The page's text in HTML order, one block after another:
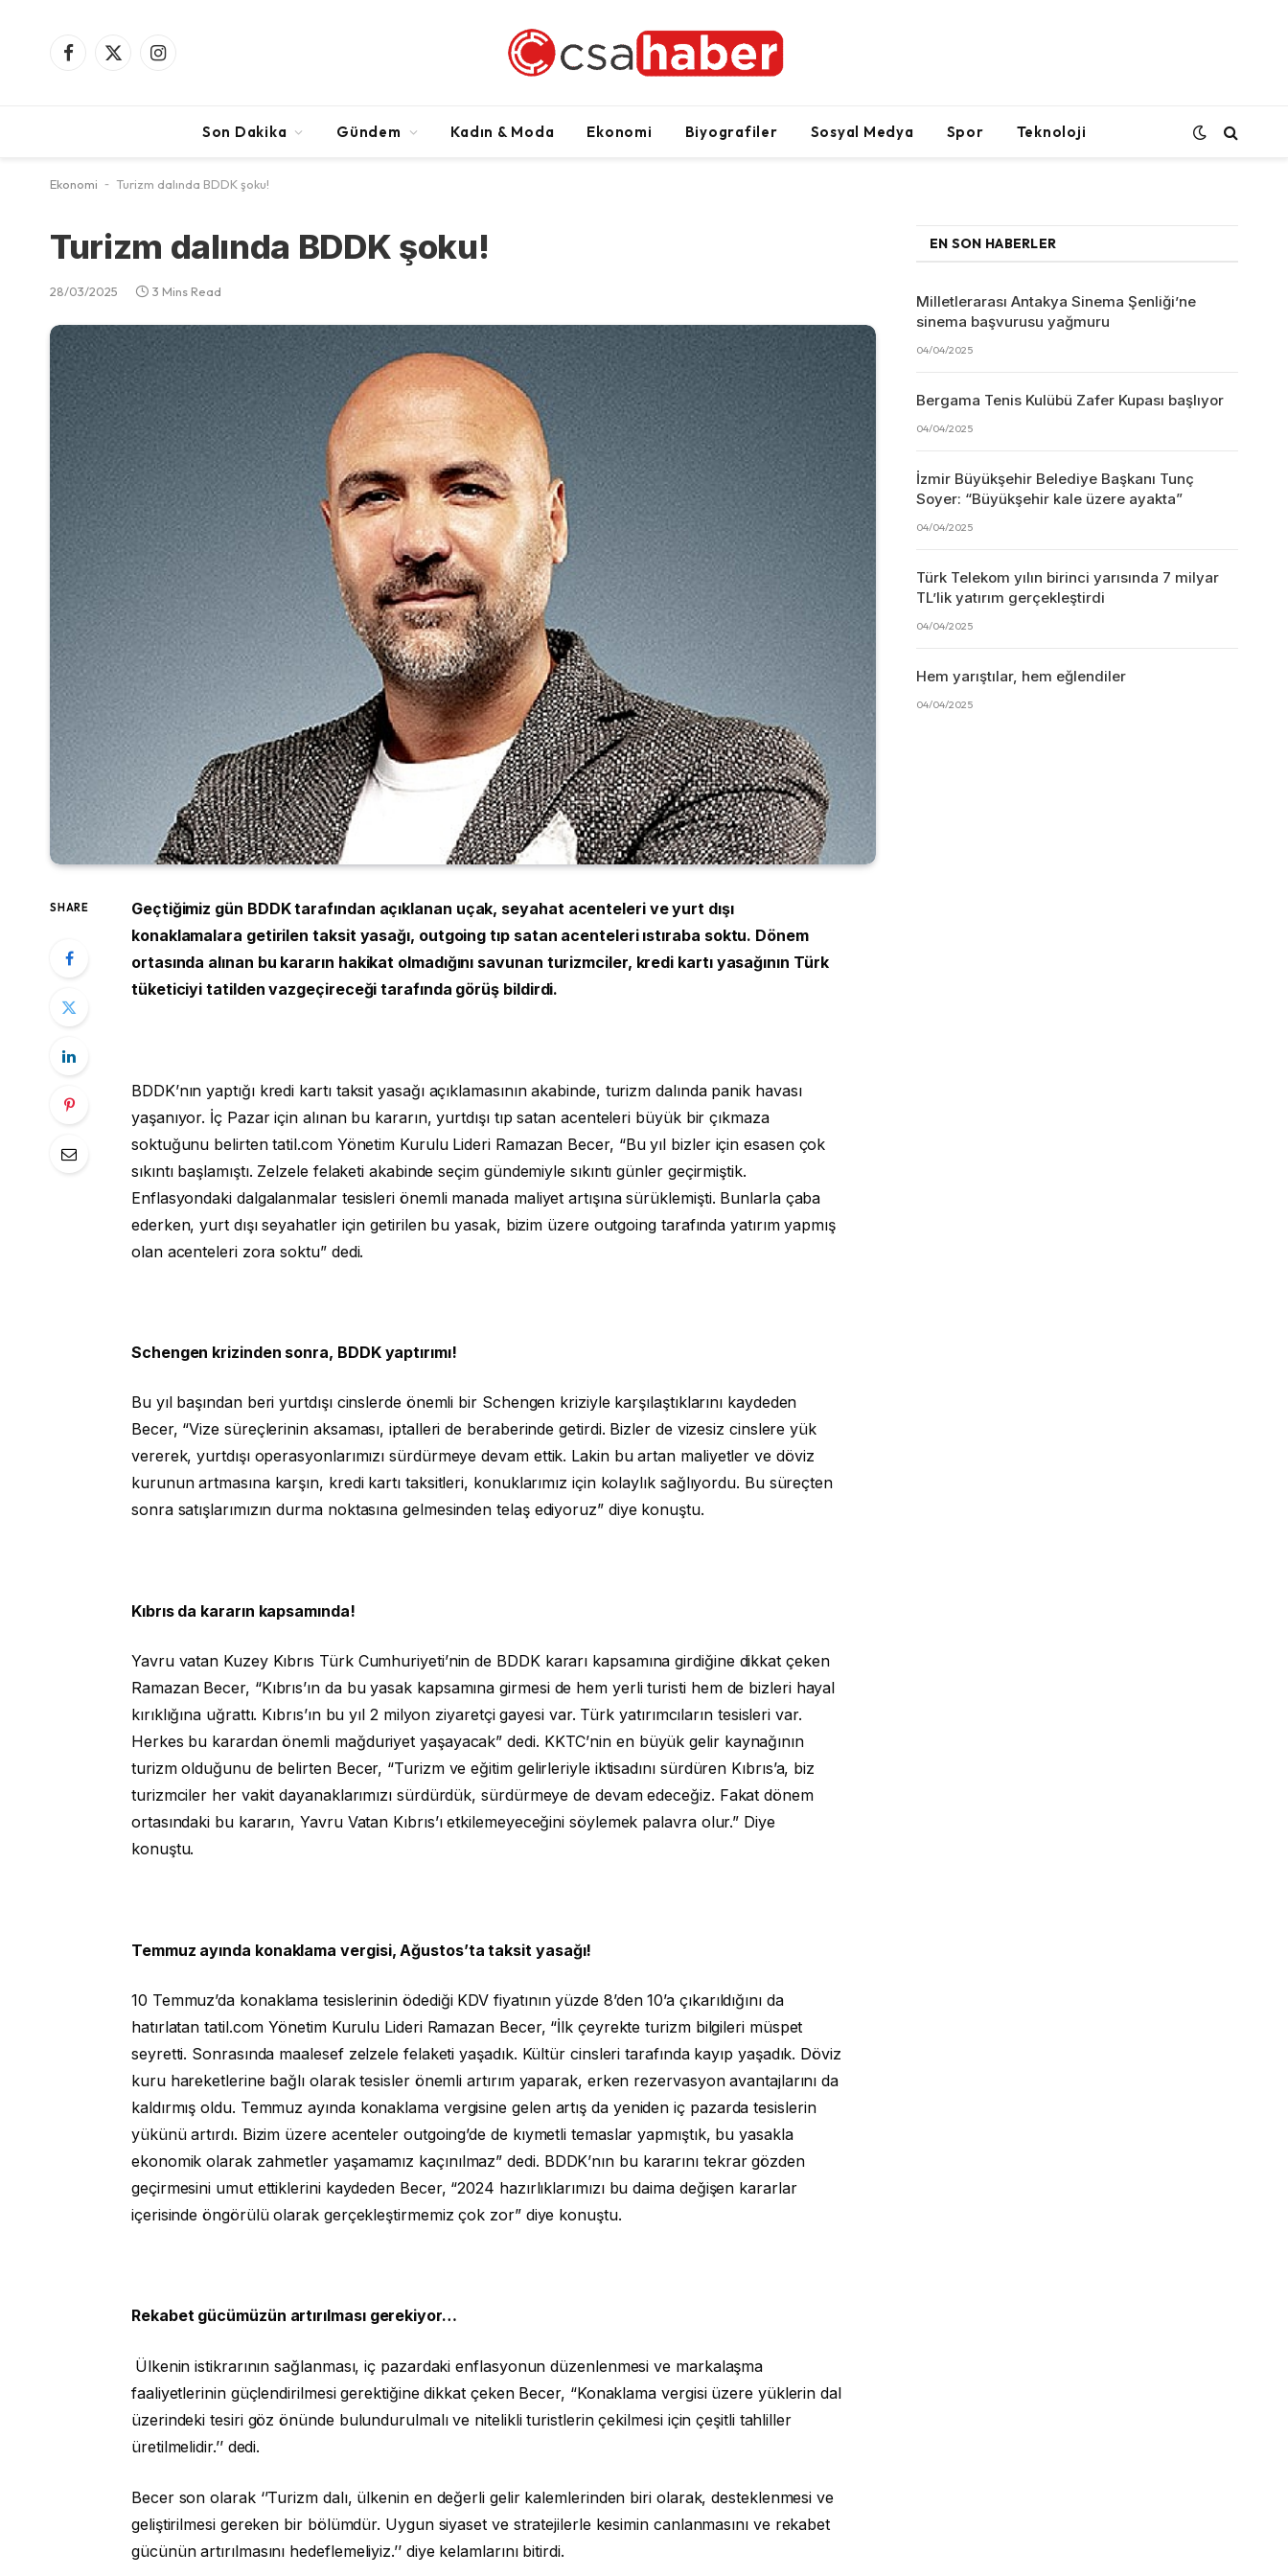
Facebook
X
Instagram
Son Dakika Gündem Kadın & Moda Ekonomi Biyografiler Sosyal Medya Spor Teknoloji
Ekonomi - Turizm dalında BDDK şoku!
Turizm dalında BDDK şoku!
28/03/2025 3 Mins Read
SHARE
Geçtiğimiz gün BDDK tarafından açıklanan uçak, seyahat acenteleri ve yurt dışı
konaklamalara getirilen taksit yasağı, outgoing tıp satan acenteleri ıstıraba soktu. Dönem
ortasında alınan bu kararın hakikat olmadığını savunan turizmciler, kredi kartı yasağının Türk
tüketiciyi tatilden vazgeçireceği tarafında görüş bildirdi.
BDDK’nın yaptığı kredi kartı taksit yasağı açıklamasının akabinde, turizm dalında panik havası
yaşanıyor. İç Pazar için alınan bu kararın, yurtdışı tıp satan acenteleri büyük bir çıkmaza
soktuğunu belirten tatil.com Yönetim Kurulu Lideri Ramazan Becer, “Bu yıl bizler için esasen çok
sıkıntı başlamıştı. Zelzele felaketi akabinde seçim gündemiyle sıkıntı günler geçirmiştik.
Enflasyondaki dalgalanmalar tesisleri önemli manada maliyet artışına sürüklemişti. Bunlarla çaba
ederken, yurt dışı seyahatler için getirilen bu yasak, bizim üzere outgoing tarafında yatırım yapmış
olan acenteleri zora soktu” dedi.
Schengen krizinden sonra, BDDK yaptırımı!
Bu yıl başından beri yurtdışı cinslerde önemli bir Schengen kriziyle karşılaştıklarını kaydeden
Becer, “Vize süreçlerinin aksaması, iptalleri de beraberinde getirdi. Bizler de vizesiz cinslere yük
vererek, yurtdışı operasyonlarımızı sürdürmeye devam ettik. Lakin bu artan maliyetler ve döviz
kurunun artmasına karşın, kredi kartı taksitleri, konuklarımız için kolaylık sağlıyordu. Bu süreçten
sonra satışlarımızın durma noktasına gelmesinden telaş ediyoruz” diye konuştu.
Kıbrıs da kararın kapsamında!
Yavru vatan Kuzey Kıbrıs Türk Cumhuriyeti’nin de BDDK kararı kapsamına girdiğine dikkat çeken
Ramazan Becer, “Kıbrıs’ın da bu yasak kapsamına girmesi de hem yerli turisti hem de bizleri hayal
kırıklığına uğrattı. Kıbrıs’ın bu yıl 2 milyon ziyaretçi gayesi var. Türk yatırımcıların tesisleri var.
Herkes bu karardan önemli mağduriyet yaşayacak” dedi. KKTC’nin en büyük gelir kaynağının
turizm olduğunu de belirten Becer, “Turizm ve eğitim gelirleriyle iktisadını sürdüren Kıbrıs’a, biz
turizmciler her vakit dayanaklarımızı sürdürdük, sürdürmeye de devam edeceğiz. Fakat dönem
ortasındaki bu kararın, Yavru Vatan Kıbrıs’ı etkilemeyeceğini söylemek palavra olur.” Diye
konuştu.
Temmuz ayında konaklama vergisi, Ağustos’ta taksit yasağı!
10 Temmuz’da konaklama tesislerinin ödediği KDV fiyatının yüzde 8’den 10’a çıkarıldığını da
hatırlatan tatil.com Yönetim Kurulu Lideri Ramazan Becer, “İlk çeyrekte turizm bilgileri müspet
seyretti. Sonrasında maalesef zelzele felaketi yaşadık. Kültür cinsleri tarafında kayıp yaşadık. Döviz
kuru hareketlerine bağlı olarak tesisler önemli artırım yaparak, erken rezervasyon avantajlarını da
kaldırmış oldu. Temmuz ayında konaklama vergisine gelen artış da yeniden iç pazarda tesislerin
yükünü artırdı. Bizim üzere acenteler outgoing’de de kıymetli temaslar yapmıştık, bu yasakla
ekonomik olarak zahmetler yaşamamız kaçınılmaz” dedi. BDDK’nın bu kararını tekrar gözden
geçirmesini umut ettiklerini kaydeden Becer, “2024 hazırlıklarımızı bu daima değişen kararlar
içerisinde öngörülü olarak gerçekleştirmemiz çok zor” diye konuştu.
Rekabet gücümüzün artırılması gerekiyor…
Ülkenin istikrarının sağlanması, iç pazardaki enflasyonun düzenlenmesi ve markalaşma
faaliyetlerinin güçlendirilmesi gerektiğine dikkat çeken Becer, “Konaklama vergisi üzere yüklerin dal
üzerindeki tesiri göz önünde bulundurulmalı ve nitelikli turistlerin çekilmesi için çeşitli tahliller
üretilmelidir.’’ dedi.
Becer son olarak ‘’Turizm dalı, ülkenin en değerli gelir kalemlerinden biri olarak, desteklenmesi ve
geliştirilmesi gereken bir bölümdür. Uygun siyaset ve stratejilerle kesimin canlanmasını ve rekabet
gücünün artırılmasını hedeflemeliyiz.’’ diye kelamlarını bitirdi.
EN SON HABERLER
Milletlerarası Antakya Sinema Şenliği’ne
sinema başvurusu yağmuru
04/04/2025
Bergama Tenis Kulübü Zafer Kupası başlıyor
04/04/2025
İzmir Büyükşehir Belediye Başkanı Tunç
Soyer: “Büyükşehir kale üzere ayakta”
04/04/2025
Türk Telekom yılın birinci yarısında 7 milyar
TL’lik yatırım gerçekleştirdi
04/04/2025
Hem yarıştılar, hem eğlendiler
04/04/2025